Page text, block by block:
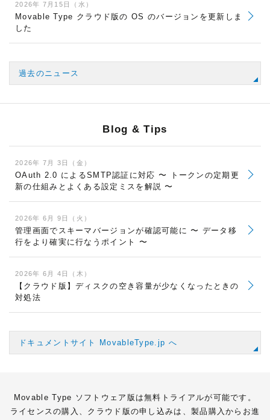
2026年 7月15日（水）
Movable Type クラウド版の OS のバージョンを更新しま
した
過去のニュース
Blog & Tips
2026年 7月 3日（金）
OAuth 2.0 によるSMTP認証に対応 〜 トークンの定期更
新の仕組みとよくある設定ミスを解説 〜
2026年 6月 9日（火）
管理画面でスキーマバージョンが確認可能に 〜 データ移
行をより確実に行なうポイント 〜
2026年 6月 4日（木）
【クラウド版】ディスクの空き容量が少なくなったときの
対処法
ドキュメントサイト MovableType.jp へ
Movable Type ソフトウェア版は無料トライアルが可能です。
ライセンスの購入、クラウド版の申し込みは、製品購入からお進